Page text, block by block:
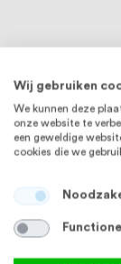
Wij gebruiken
We kunnen deze
onze website te
een geweldige
cookies die we